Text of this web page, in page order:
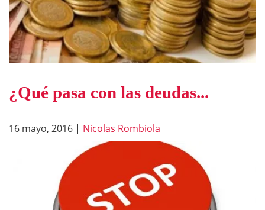
¿Qué pasa con las deudas...
16 mayo, 2016 | Nicolas Rombiola